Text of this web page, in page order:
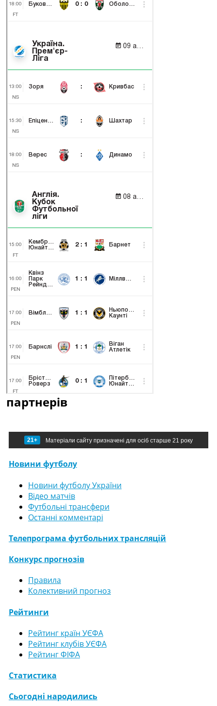
партнерів
21+ Матеріали сайту призначені для осіб старше 21 року
Новини футболу
Новини футболу України
Відео матчів
Футбольні трансфери
Останні комментарі
Телепрограма футбольних трансляцій
Конкурс прогнозів
Правила
Колективний прогноз
Рейтинги
Рейтинг країн УЄФА
Рейтинг клубів УЄФА
Рейтинг ФІФА
Статистика
Сьогодні народились